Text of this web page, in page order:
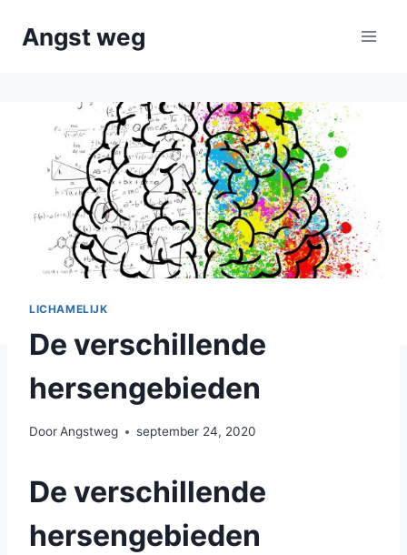
naarAngst weg
LICHAMELIJK
De verschillende
hersengebieden
DoorAngstweg september 24, 2020
De verschillende
hersengebieden